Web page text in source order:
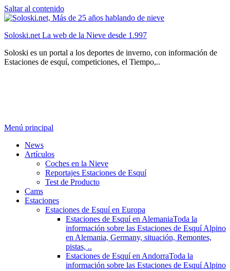
Saltar al contenido
Soloski.net La web de la Nieve desde 1.997
Soloski es un portal a los deportes de inverno, con información de
Estaciones de esquí, competiciones, el Tiempo,..
Menú principal
News
Artículos
Coches en la Nieve
Reportajes Estaciones de Esquí
Test de Producto
Cams
Estaciones
Estaciones de Esquí en Europa
Estaciones de Esquí en AlemaniaToda la
información sobre las Estaciones de Esquí Alpino
en Alemania, Germany, situación, Remontes,
pistas, ..
Estaciones de Esquí en AndorraToda la
información sobre las Estaciones de Esquí Alpino